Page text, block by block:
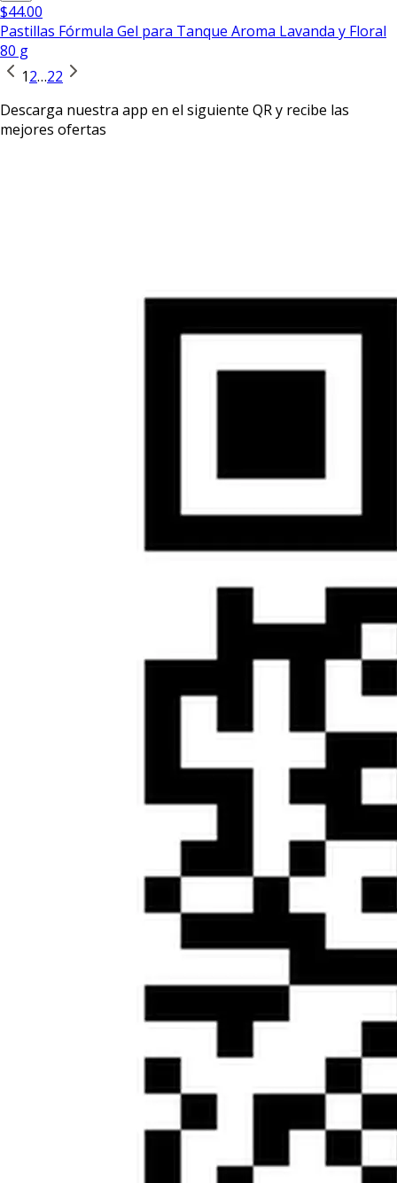
$44.00
Pastillas Fórmula Gel para Tanque Aroma Lavanda y Floral
80 g
12…22
Descarga nuestra app en el siguiente QR y recibe las
mejores ofertas